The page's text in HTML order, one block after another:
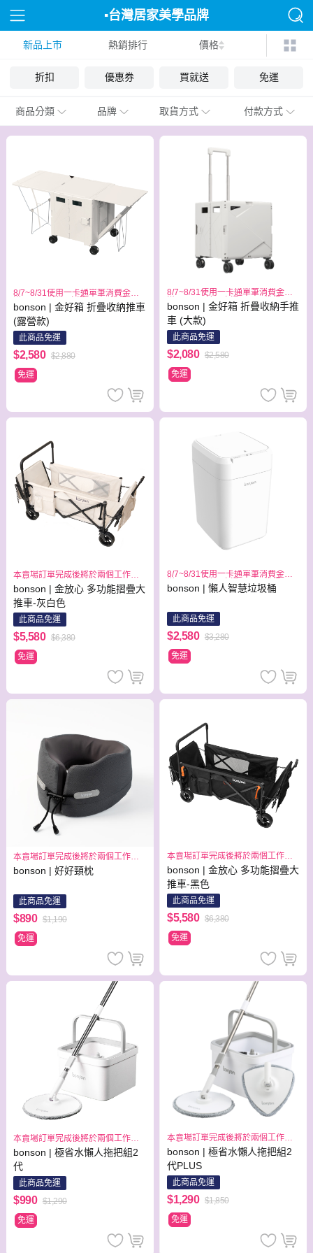
▪︎台灣居家美學品牌
bonson
新品上市 熱銷排行 價格
折扣 優惠券 買就送 免運
商品分類 品牌 取貨方式 付款方式
8/7~8/31使用一卡通單筆消費金額
滿1999元,於一卡通APP可獲得300
元儲值金回饋
bonson | 金好箱 折疊收納推車
(露營款)
此商品免運
$2,580 $2,880
免運
8/7~8/31使用一卡通單筆消費金額
滿1999元,於一卡通APP可獲得300
元儲值金回饋
bonson | 金好箱 折疊收納手推
車 (大款)
此商品免運
$2,080 $2,580
免運
本賣場訂單完成後將於兩個工作日
bonson | 金放心 多功能摺疊大
推車-灰白色
此商品免運
$5,580 $6,380
免運
8/7~8/31使用一卡通單筆消費金額
滿1999元,於一卡通APP可獲得300
元儲值金回饋
bonson | 懶人智慧垃圾桶
此商品免運
$2,580 $3,280
免運
本賣場訂單完成後將於兩個工作日
bonson | 好好頸枕
此商品免運
$890 $1,190
免運
本賣場訂單完成後將於兩個工作日
bonson | 金放心 多功能摺疊大
推車-黑色
此商品免運
$5,580 $6,380
免運
本賣場訂單完成後將於兩個工作日
bonson | 極省水懶人拖把組2
代
此商品免運
$990 $1,290
免運
本賣場訂單完成後將於兩個工作日
bonson | 極省水懶人拖把組2
代PLUS
此商品免運
$1,290 $1,850
免運